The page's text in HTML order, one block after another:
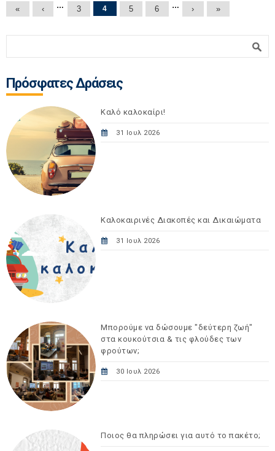
Σελίδες
« ‹ … 3 4 5 6 … › »
Πρόσφατες Δράσεις
Καλό καλοκαίρι!
31 Ιουλ 2026
Καλοκαιρινές Διακοπές και Δικαιώματα
31 Ιουλ 2026
Μπορούμε να δώσουμε "δεύτερη ζωή"
στα κουκούτσια & τις φλούδες των
φρούτων;
30 Ιουλ 2026
Ποιος θα πληρώσει για αυτό το πακέτο;